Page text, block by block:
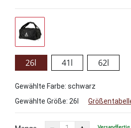
26l 41l 62l
Gewählte Farbe: schwarz
Gewählte Größe: 26l